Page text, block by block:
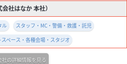
会社はなか 本社）
ル
スタッフ・MC・警備・救護・託児
スペース・各種会場・スタジオ
社の詳細情報を見る